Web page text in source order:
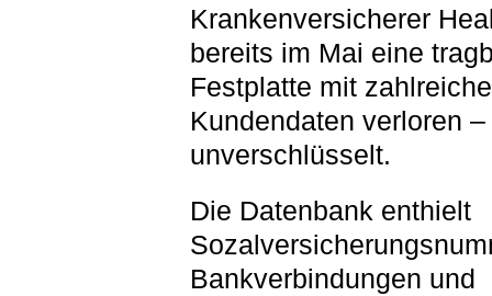
Krankenversicherer
bereits im Mai eine
Festplatte mit
Kundendaten verloren
unverschlüsselt.
Die Datenbank enthielt
Bankverbindungen und